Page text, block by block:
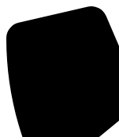
al
contenido